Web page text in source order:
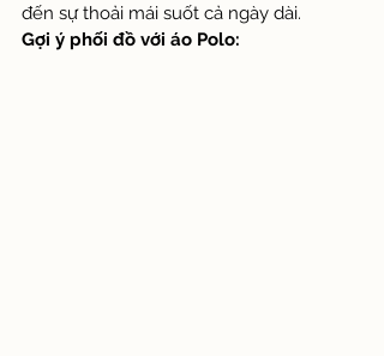
đến sự thoải mái suốt cả ngày dài.
Gợi ý phối đồ với áo Polo: